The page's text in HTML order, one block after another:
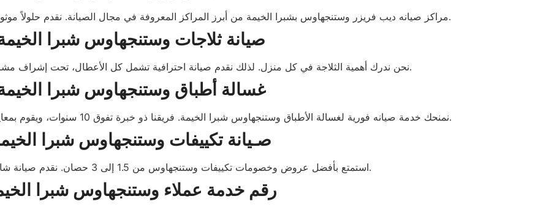
مراكز صيانه ديب فريزر وستنجهاوس بشبرا الخيمة من أبرز المراكز المعروفة في مجال الصيانة. نقدم حلولاً موثوقة لجميع الأعطال باستخدام قطع الغيار الأصلية.
صيانة ثلاجات وستنجهاوس شبرا
نحن ندرك أهمية الثلاجة في كل منزل. لذلك نقدم صيانة احترافية تشمل كل الأعطال، تحت إشراف مشرفي الجودة وخبراء الصيانة المعتمدين.
غسالة أطباق وستنجهاوس شبرا
نمنحك خدمة صيانه فورية لغسالة الأطباق وستنجهاوس شبرا الخيمة. فريقنا ذو خبرة تفوق 10 سنوات، ويقوم بمعاينة الأعطال في المنزل دون الحاجة لنقل الجهاز.
صـيانة تكييفات وستنجهاوس شبرا
استمتع بأفضل عروض وخصومات تكييفات وستنجهاوس من 1.5 إلى 3 حصان. نقدم صيانة شاملة مع ضمان وقطع أصلية.
رقم خدمة عملاء وستنجهاوس شبرا